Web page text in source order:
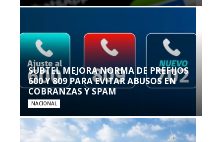
SUBTEL MEJORA NORMA DE PREFIJOS
600 Y 809 PARA EVITAR ABUSOS EN
COBRANZAS Y SPAM
NACIONAL